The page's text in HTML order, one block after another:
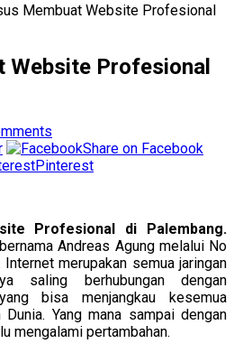
Membuat Website Profesional
Website Profesional
Share on Facebook
Pinterest
Profesional di Palembang.
Andreas Agung melalui No
merupakan semua jaringan
saling berhubungan dengan
bisa menjangkau kesemua
Yang mana sampai dengan
mengalami pertambahan.